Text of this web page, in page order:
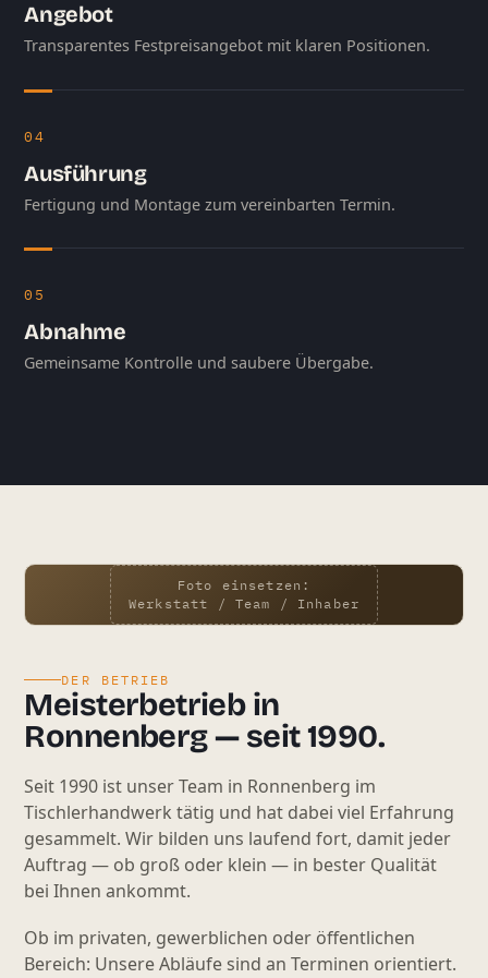
Angebot
Transparentes Festpreisangebot mit klaren Positionen.
04
Ausführung
Fertigung und Montage zum vereinbarten Termin.
05
Abnahme
Gemeinsame Kontrolle und saubere Übergabe.
Foto einsetzen:
Werkstatt / Team / Inhaber
DER BETRIEB
Meisterbetrieb in
Ronnenberg — seit 1990.
Seit 1990 ist unser Team in Ronnenberg im
Tischlerhandwerk tätig und hat dabei viel Erfahrung
gesammelt. Wir bilden uns laufend fort, damit jeder
Auftrag — ob groß oder klein — in bester Qualität
bei Ihnen ankommt.
Ob im privaten, gewerblichen oder öffentlichen
Bereich: Unsere Abläufe sind an Terminen orientiert.